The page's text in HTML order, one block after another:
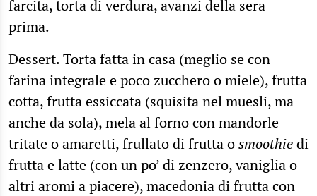
farcita, torta di verdura, avanzi della sera
prima.
Dessert. Torta fatta in casa (meglio se con
farina integrale e poco zucchero o miele), frutta
cotta, frutta essiccata (squisita nel muesli, ma
anche da sola), mela al forno con mandorle
tritate o amaretti, frullato di frutta osmoothiedi
frutta e latte (con un po’ di zenzero, vaniglia o
altri aromi a piacere), macedonia di frutta con